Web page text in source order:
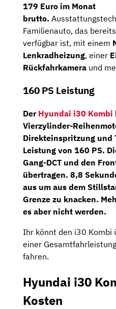
179 Euro im Monat
brutto.
Familienauto, das
verfügbar ist, mit einem
Lenkradheizung, einer
Rückfahrkamera und
160 PS Leistung
Der Hyundai i30 Kombi
Vierzylinder-
Direkteinspritzung und
Leistung von 160 PS.
Gang-DCT und den
übertragen. 8,8
aus um aus dem
Grenze zu knacken.
es aber nicht werden.
Ihr könnt den i30 Kombi
einer
fahren.
Hyundai i30
Kosten